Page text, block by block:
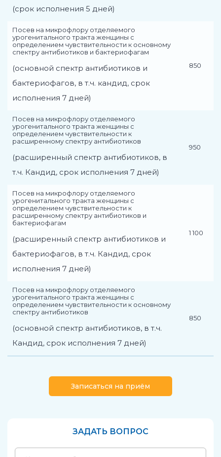
(срок исполнения 5 дней)
Посев на микрофлору отделяемого
урогенитального тракта женщины с
определением чувствительности к основному
спектру антибиотиков и бактериофагам
(основной спектр антибиотиков и
бактериофагов, в т.ч. кандид, срок
исполнения 7 дней)
850
Посев на микрофлору отделяемого
урогенитального тракта женщины с
определением чувствительности к
расширенному спектру антибиотиков
(расширенный спектр антибиотиков, в
т.ч. Кандид, срок исполнения 7 дней)
950
Посев на микрофлору отделяемого
урогенитального тракта женщины с
определением чувствительности к
расширенному спектру антибиотиков и
бактериофагам
(расширенный спектр антибиотиков и
бактериофагов, в т.ч. Кандид, срок
исполнения 7 дней)
1 100
Посев на микрофлору отделяемого
урогенитального тракта женщины с
определением чувствительности к основному
спектру антибиотиков
(основной спектр антибиотиков, в т.ч.
Кандид, срок исполнения 7 дней)
850
Записаться на приём
ЗАДАТЬ ВОПРОС